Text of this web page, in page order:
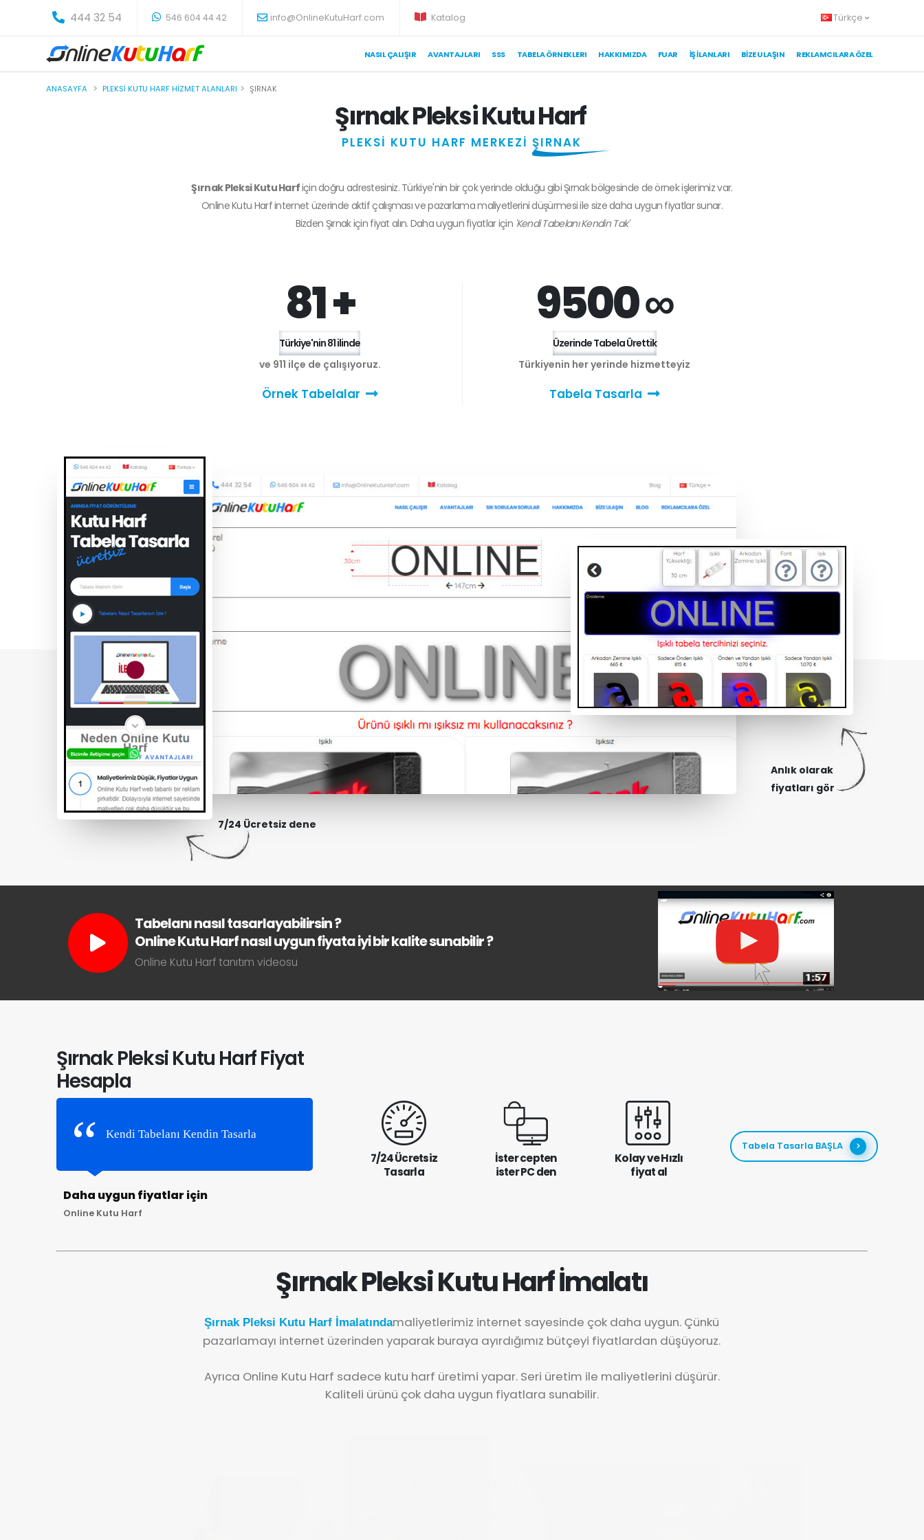
444 32 54 546 604 44 42 info@OnlineKutuHarf.com Katalog Türkçe
NASIL ÇALIŞIR AVANTAJLARI SSS TABELA ÖRNEKLERI HAKKIMIZDA FUAR İŞ İLANLARI BIZE ULAŞIN REKLAMCILARA ÖZEL
ANASAYFA PLEKSI KUTU HARF HIZMET ALANLARI ŞIRNAK
Şırnak Pleksi Kutu Harf
PLEKSİ KUTU HARF MERKEZİ ŞIRNAK
Şırnak Pleksi Kutu Harfiçin doğru adrestesiniz. Türkiye'nin bir çok yerinde olduğu gibi Şırnak bölgesinde de örnek işlerimiz var.
Online Kutu Harf internet üzerinde aktif çalışması ve pazarlama maliyetlerini düşürmesi ile size daha uygun fiyatlar sunar.
Bizden Şırnakiçin fiyat alın. Daha uygun fiyatlar için 'Kendi Tabelanı Kendin Tak'
81 +
Türkiye'nin 81 ilinde
ve 911 ilçe de çalışıyoruz.
Örnek Tabelalar
9500 ∞
Üzerinde Tabela Ürettik
Türkiyenin her yerinde hizmetteyiz
Tabela Tasarla
7/24 Ücretsiz dene
Anlık olarak
fiyatları gör
Tabelanı nasıl tasarlayabilirsin ?
Online Kutu Harf nasıl uygun fiyata iyi bir kalite sunabilir ?
Online Kutu Harf tanıtım videosu
Şırnak Pleksi Kutu Harf Fiyat
Hesapla
Kendi Tabelanı Kendin Tasarla
Daha uygun fiyatlar için
Online Kutu Harf
7/24 Ücretsiz
Tasarla
İster cepten
ister PC den
Kolay ve Hızlı
fiyat al
Tabela Tasarla BAŞLA
Şırnak Pleksi Kutu Harf İmalatı
Şırnak Pleksi Kutu Harf İmalatındamaliyetlerimiz internet sayesinde çok daha uygun. Çünkü
pazarlamayı internet üzerinden yaparak buraya ayırdığımız bütçeyi fiyatlardan düşüyoruz.
Ayrıca Online Kutu Harf sadece kutu harf üretimi yapar. Seri üretim ile maliyetlerini düşürür.
Kaliteli ürünü çok daha uygun fiyatlara sunabilir.